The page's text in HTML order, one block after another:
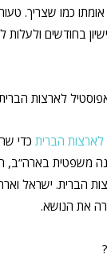
כמו שצריך.
בחודשים ולעלות
לארצות
לארצות הברית כדי
משפטית בארה”ב,
הברית. ישראל
את הנושא.